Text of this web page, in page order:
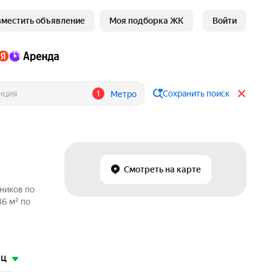
объявление Моя подборка ЖК Войти
1 Метро Сохранить поиск
Смотреть на карте
по
м² по